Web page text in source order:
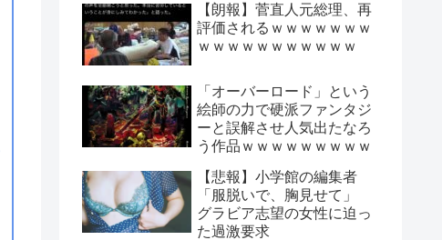
【朗報】菅直人元総理、再
評価されるｗｗｗｗｗｗｗ
ｗｗｗｗｗｗｗｗｗｗｗ
「オーバーロード」という
絵師の力で硬派ファンタジ
ーと誤解させ人気出たなろ
う作品ｗｗｗｗｗｗｗｗｗ
【悲報】小学館の編集者
「服脱いで、胸見せて」
グラビア志望の女性に迫っ
た過激要求